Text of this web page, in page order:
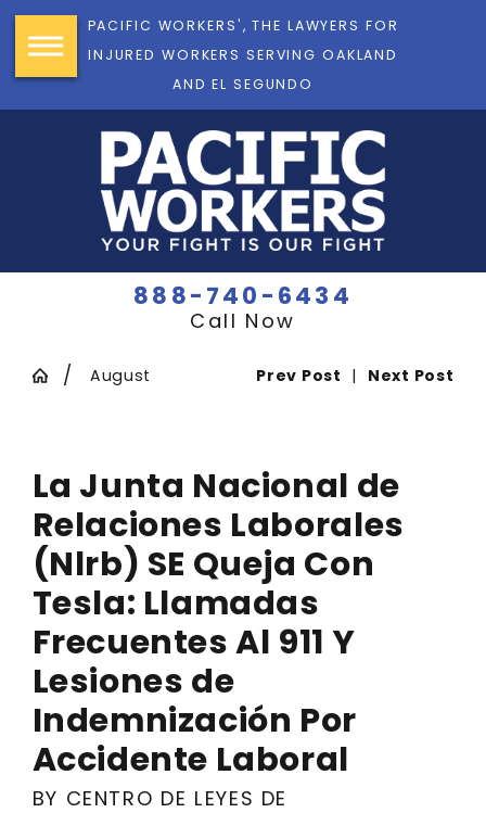
PACIFIC WORKERS', THE LAWYERS FOR
INJURED WORKERS SERVING OAKLAND
AND EL SEGUNDO
888-740-6434
Call Now
August Prev Post | Next Post
La Junta Nacional de
Relaciones Laborales
(Nlrb) SE Queja Con
Tesla: Llamadas
Frecuentes Al 911 Y
Lesiones de
Indemnización Por
Accidente Laboral
BY CENTRO DE LEYES DE